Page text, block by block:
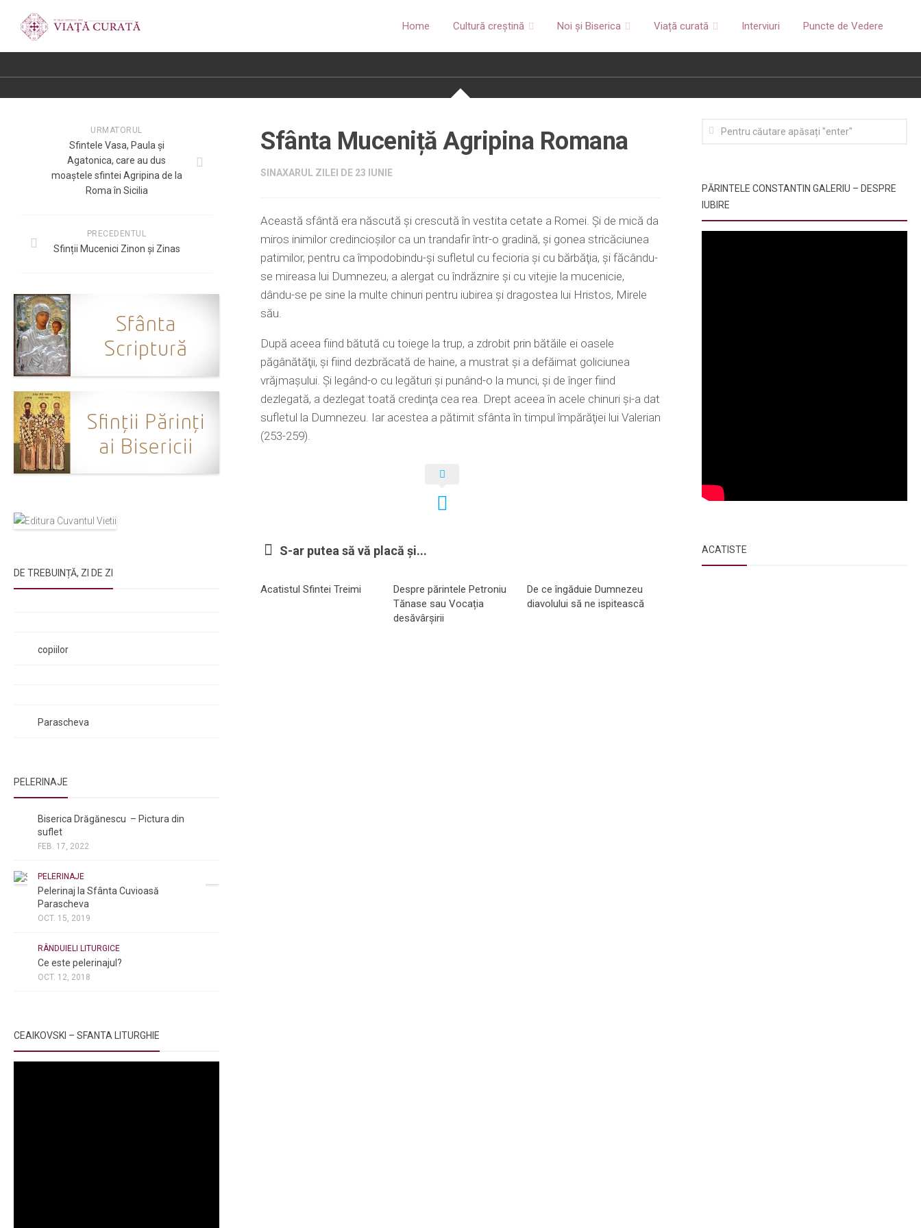
Home Cultură creștină Noi și Biserica Viață curată Interviuri Puncte de Vedere
Sfânta Muceniță Agripina Romana
SINAXARUL ZILEI DE 23 IUNIE
Această sfântă era născută şi crescută în vestita cetate a Romei. Şi de mică da
miros inimilor credincioşilor ca un trandafir într-o gradină, şi gonea stricăciunea
patimilor, pentru ca împodobindu-şi sufletul cu fecioria şi cu bărbăţia, şi făcându-
se mireasa lui Dumnezeu, a alergat cu îndrăznire şi cu vitejie la mucenicie,
dându-se pe sine la multe chinuri pentru iubirea şi dragostea lui Hristos, Mirele
său.
După aceea fiind bătută cu toiege la trup, a zdrobit prin bătăile ei oasele
păgânătăţii, şi fiind dezbrăcată de haine, a mustrat şi a defăimat goliciunea
vrăjmaşului. Şi legând-o cu legături şi punând-o la munci, şi de înger fiind
dezlegată, a dezlegat toată credinţa cea rea. Drept aceea în acele chinuri şi-a dat
sufletul la Dumnezeu. Iar acestea a pătimit sfânta în timpul împărăţiei lui Valerian
(253-259).
S-ar putea să vă placă și...
Acatistul Sfintei Treimi
Despre părintele Petroniu
Tănase sau Vocația
desăvârșirii
De ce îngăduie Dumnezeu
diavolului să ne ispitească
URMATORUL
Sfintele Vasa, Paula și
Agatonica, care au dus
moaștele sfintei Agripina de la
Roma în Sicilia
PRECEDENTUL
Sfinții Mucenici Zinon și Zinas
DE TREBUINȚĂ, ZI DE ZI
copiilor
Parascheva
PELERINAJE
Biserica Drăgănescu – Pictura din
suflet
FEB. 17, 2022
PELERINAJE
Pelerinaj la Sfânta Cuvioasă
Parascheva
OCT. 15, 2019
RÂNDUIELI LITURGICE
Ce este pelerinajul?
OCT. 12, 2018
CEAIKOVSKI – SFANTA LITURGHIE
PĂRINTELE CONSTANTIN GALERIU – DESPRE
IUBIRE
ACATISTE